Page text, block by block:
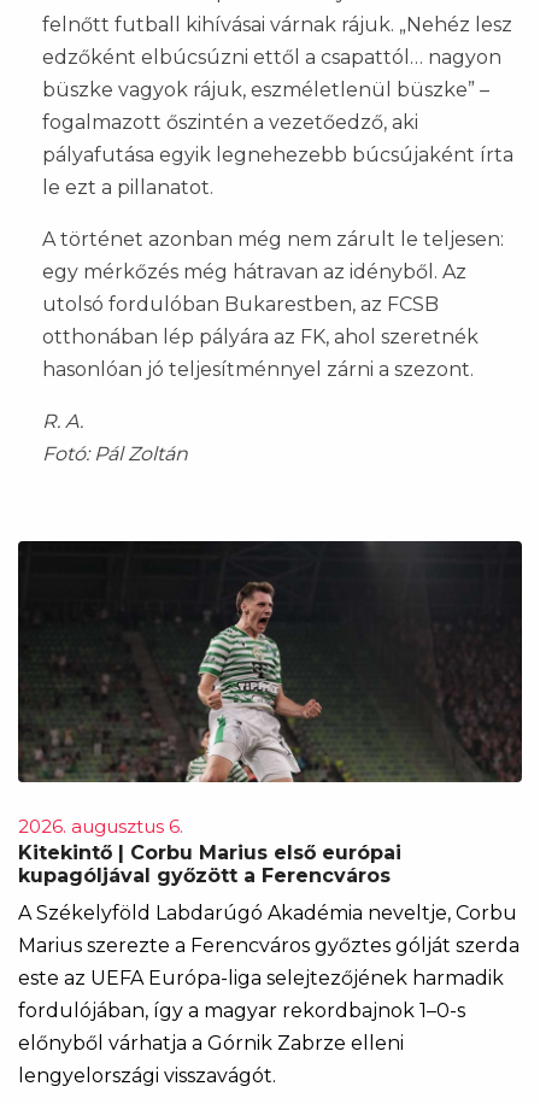
felnőtt futball kihívásai várnak rájuk. „Nehéz lesz
edzőként elbúcsúzni ettől a csapattól… nagyon
büszke vagyok rájuk, eszméletlenül büszke” –
fogalmazott őszintén a vezetőedző, aki
pályafutása egyik legnehezebb búcsújaként írta
le ezt a pillanatot.
A történet azonban még nem zárult le teljesen:
egy mérkőzés még hátravan az idényből. Az
utolsó fordulóban Bukarestben, az FCSB
otthonában lép pályára az FK, ahol szeretnék
hasonlóan jó teljesítménnyel zárni a szezont.
R. A.
Fotó: Pál Zoltán
2026. augusztus 6.
Kitekintő | Corbu Marius első európai
kupagóljával győzött a Ferencváros
A Székelyföld Labdarúgó Akadémia neveltje, Corbu
Marius szerezte a Ferencváros győztes gólját szerda
este az UEFA Európa-liga selejtezőjének harmadik
fordulójában, így a magyar rekordbajnok 1–0-s
előnyből várhatja a Górnik Zabrze elleni
lengyelországi visszavágót.